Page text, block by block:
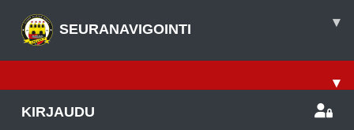
SEURANAVIGOINTI ▾
▾
KIRJAUDU